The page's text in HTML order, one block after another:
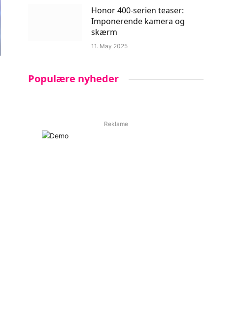
Honor 400-serien teaser:
Imponerende kamera og
skærm
11. May 2025
Populære nyheder
Reklame